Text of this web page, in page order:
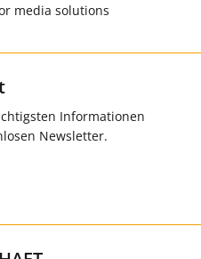
media solutions
Informationen
Newsletter.